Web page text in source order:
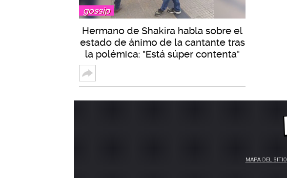
gossip
Hermano de Shakira habla sobre el
estado de ánimo de la cantante tras
la polémica: "Está súper contenta"
MAPA DEL SITIO